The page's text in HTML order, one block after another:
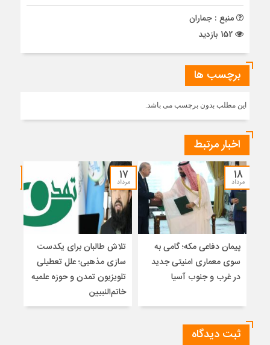
منبع : جماران
برچسب ها
این مطلب بدون برچسب می باشد.
اخبار مرتبط
۱۸
مرداد
پیمان دفاعی مکه؛ گامی به
سوی معماری امنیتی جدید
در غرب و جنوب آسیا
۱۷
مرداد
تلاش طالبان برای یکدست
سازی مذهبی؛ علل تعطیلی
تلویزیون تمدن و حوزه علمیه
خاتم‌النبیین
ثبت دیدگاه